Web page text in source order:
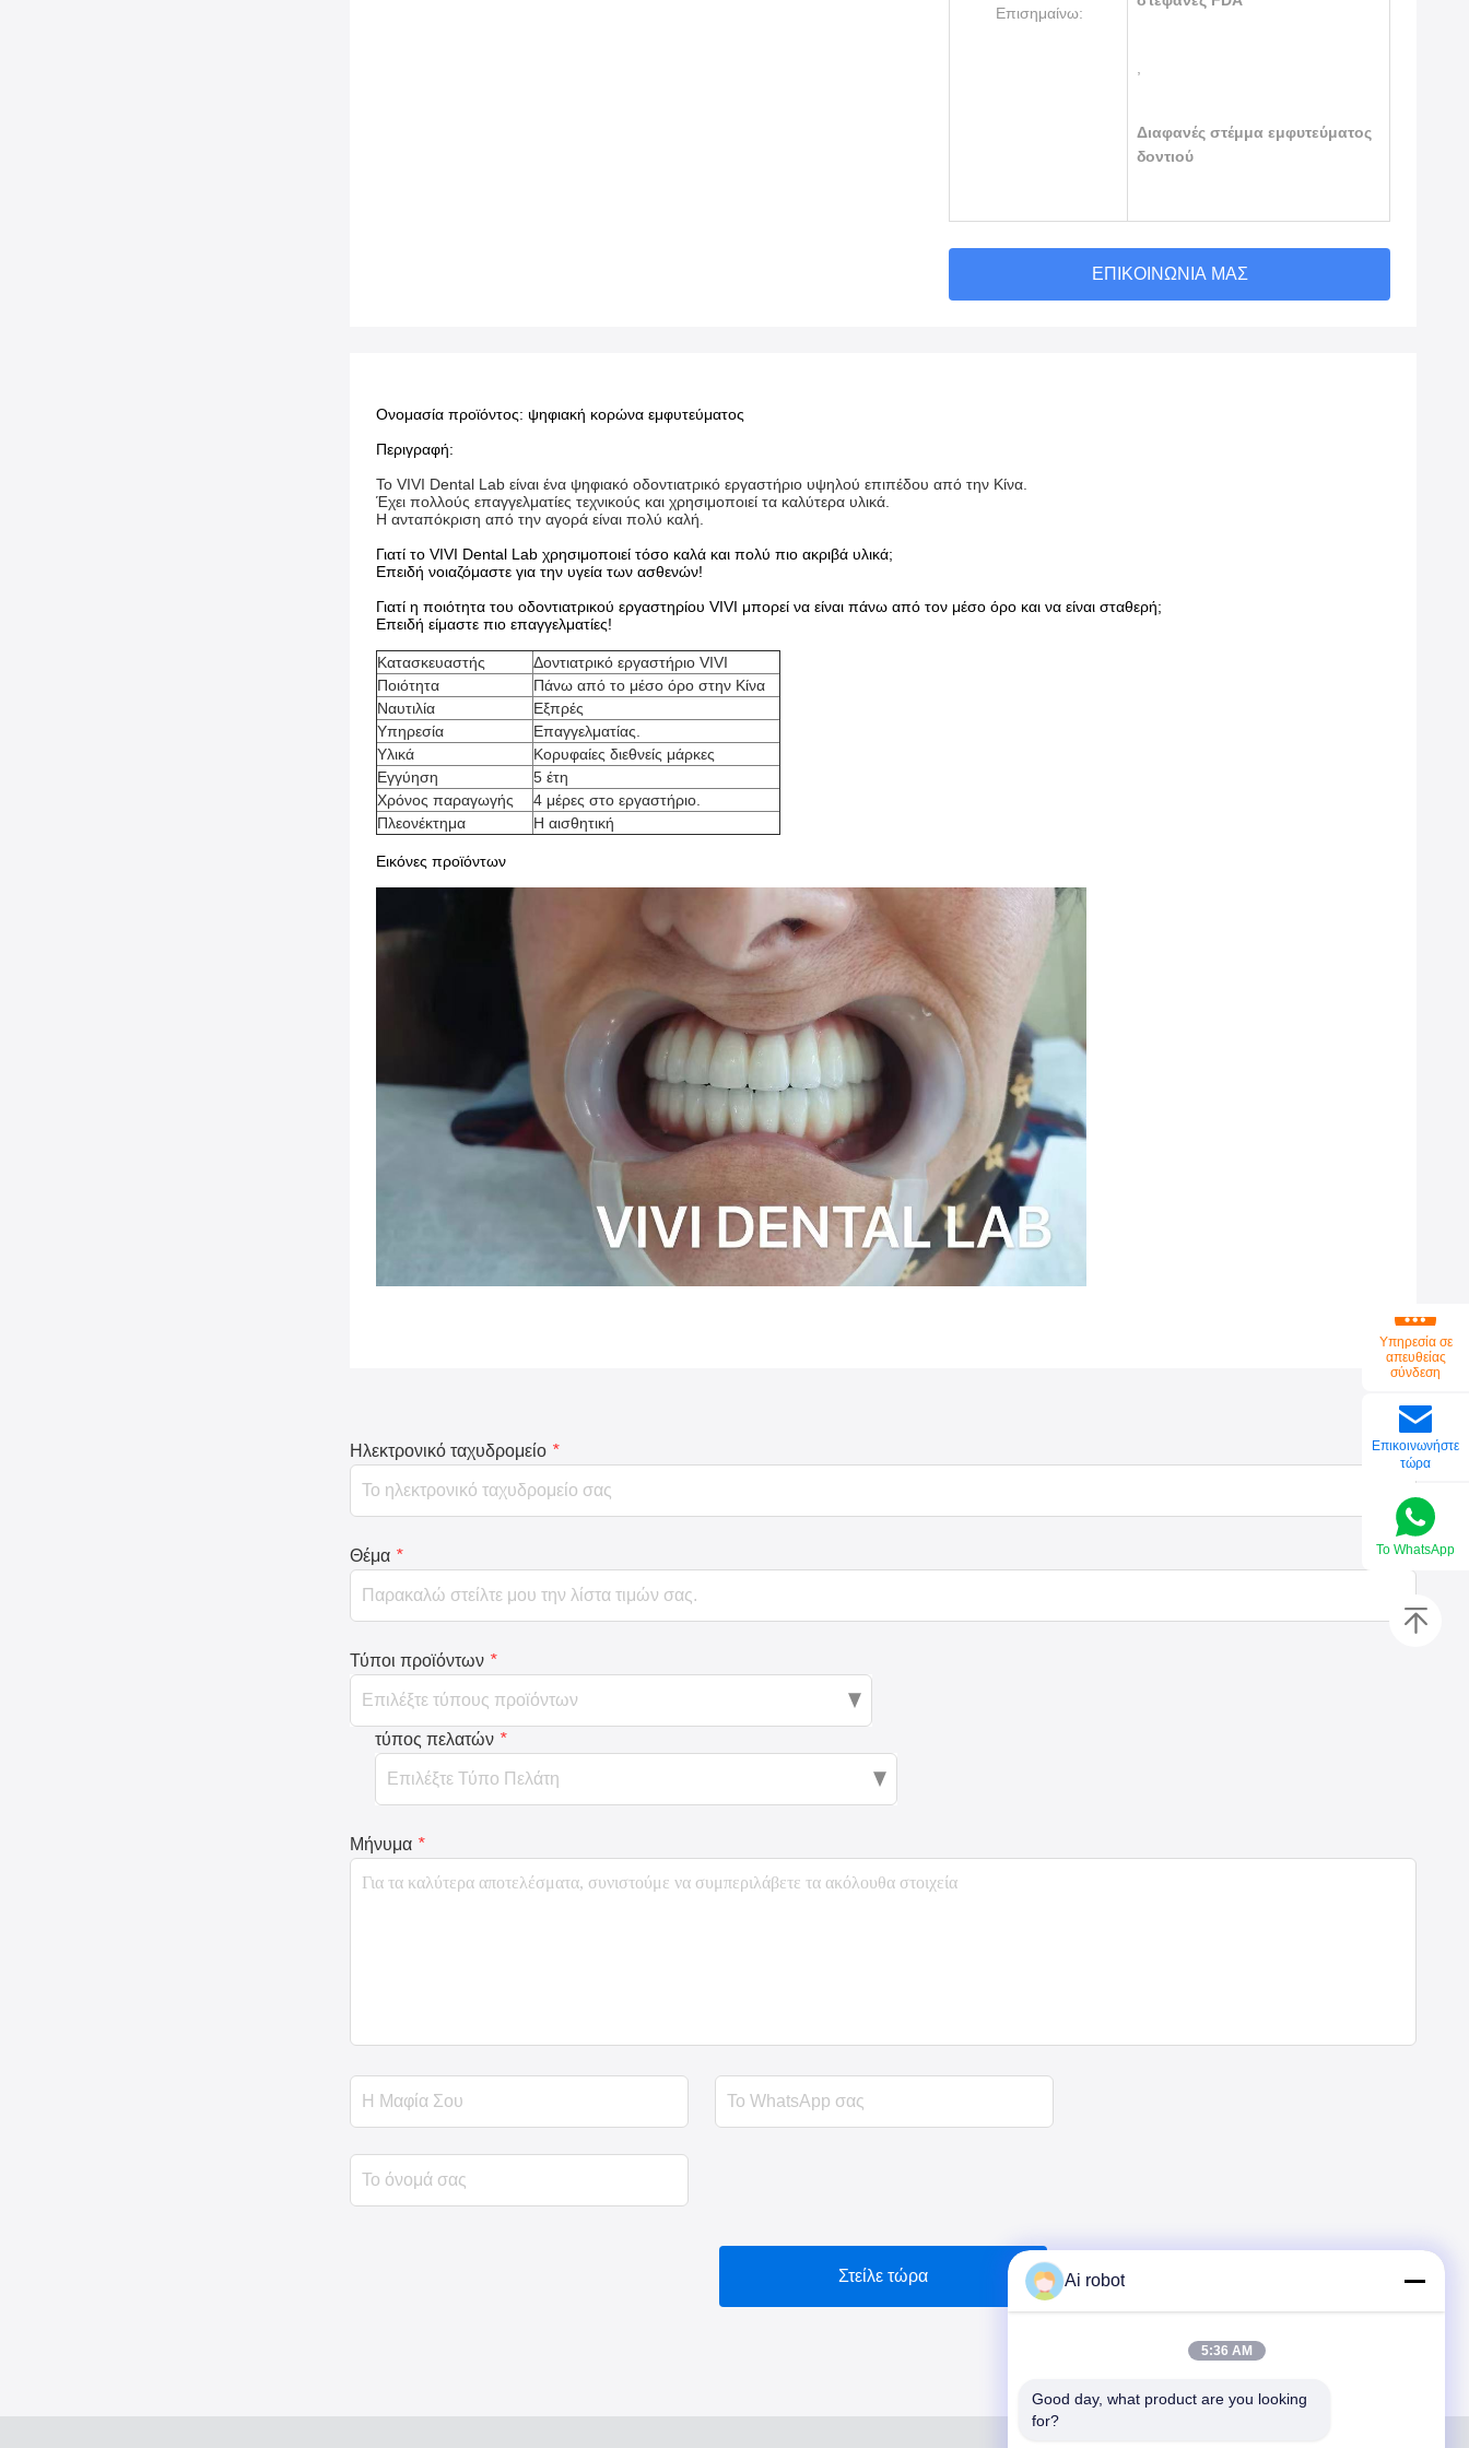
Επισημαίνω:
Διαφανές στέμμα εμφυτεύματος
δοντιού
ΕΠΙΚΟΙΝΩΝΊΑ ΜΑΣ
Ονομασία προϊόντος: ψηφιακή κορώνα εμφυτεύματος
Περιγραφή:
Το VIVI Dental Lab είναι ένα ψηφιακό οδοντιατρικό εργαστήριο υψηλού επιπέδου από την Κίνα.
Έχει πολλούς επαγγελματίες τεχνικούς και χρησιμοποιεί τα καλύτερα υλικά.
Η ανταπόκριση από την αγορά είναι πολύ καλή.
Γιατί το VIVI Dental Lab χρησιμοποιεί τόσο καλά και πολύ πιο ακριβά υλικά;
Επειδή νοιαζόμαστε για την υγεία των ασθενών!
Γιατί η ποιότητα του οδοντιατρικού εργαστηρίου VIVI μπορεί να είναι πάνω από τον μέσο όρο και να είναι σταθερή;
Επειδή είμαστε πιο επαγγελματίες!
Κατασκευαστής
Δοντιατρικό εργαστήριο VIVI
Ποιότητα
Πάνω από το μέσο όρο στην Κίνα
Ναυτιλία
Εξπρές
Υπηρεσία
Επαγγελματίας.
Υλικά
Κορυφαίες διεθνείς μάρκες
Εγγύηση
5 έτη
Χρόνος παραγωγής
4 μέρες στο εργαστήριο.
Πλεονέκτημα
Η αισθητική
Εικόνες προϊόντων
Ηλεκτρονικό ταχυδρομείο *
Θέμα *
Τύποι προϊόντων *
τύπος πελατών *
Μήνυμα *
Στείλε τώρα
Υπηρεσία σε
απευθείας
σύνδεση
Επικοινωνήστε
τώρα
Το WhatsApp
Ai robot
5:36 AM
Good day, what product are you looking
for?